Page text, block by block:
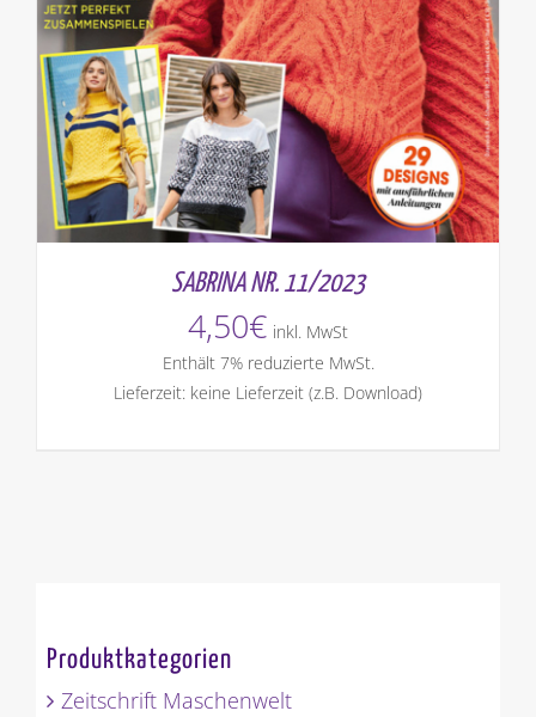
SABRINA NR. 11/2023
4,50€ inkl. MwSt
Enthält 7% reduzierte MwSt.
Lieferzeit: keine Lieferzeit (z.B. Download)
Produktkategorien
Zeitschrift Maschenwelt